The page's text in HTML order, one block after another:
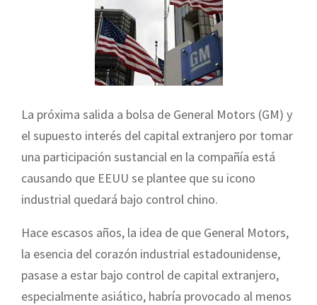
La próxima salida a bolsa de General Motors (GM) y
el supuesto interés del capital extranjero por tomar
una participación sustancial en la compañía está
causando que EEUU se plantee que su icono
industrial quedará bajo control chino.
Hace escasos años, la idea de que General Motors,
la esencia del corazón industrial estadounidense,
pasase a estar bajo control de capital extranjero,
especialmente asiático, habría provocado al menos